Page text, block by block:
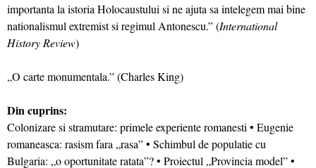
importanta la istoria Holocaustului si ne ajuta sa intelegem mai bine
nationalismul extremist si regimul Antonescu.” (International
History Review)
„O carte monumentala.” (Charles King)
Din cuprins:
Colonizare si stramutare: primele experiente romanesti • Eugenie
romaneasca: rasism fara „rasa” • Schimbul de populatie cu
Bulgaria: „o oportunitate ratata”? • Proiectul „Provincia model” •